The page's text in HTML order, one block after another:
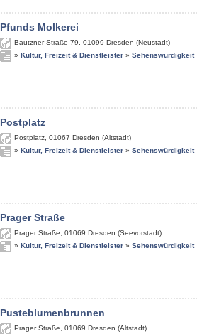
Pfunds Molkerei
Bautzner Straße 79 01099 Dresden (Neustadt)
» Kultur, Freizeit & Dienstleister » Sehenswürdigkeit
Postplatz
Postplatz 01067 Dresden (Altstadt)
» Kultur, Freizeit & Dienstleister » Sehenswürdigkeit
Prager Straße
Prager Straße 01069 Dresden (Seevorstadt)
» Kultur, Freizeit & Dienstleister » Sehenswürdigkeit
Pusteblumenbrunnen
Prager Straße 01069 Dresden (Altstadt)